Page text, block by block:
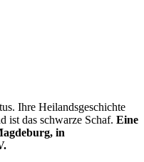
Ihre Heilandsgeschichte
ist das schwarze Schaf. Eine
in